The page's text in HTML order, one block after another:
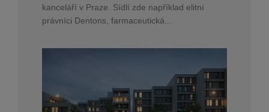
kanceláří v Praze. Sídlí zde například elitní
právníci Dentons, farmaceutická...